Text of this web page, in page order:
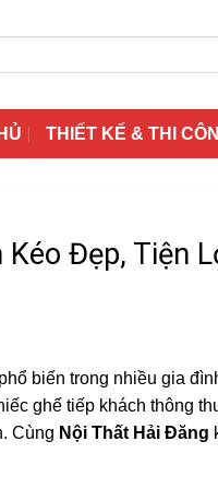
THIẾT KẾ & THI
Đẹp, Tiện
biến trong nhiều gia
ghế tiếp khách thông
Cùng Nội Thất Hải Đăng